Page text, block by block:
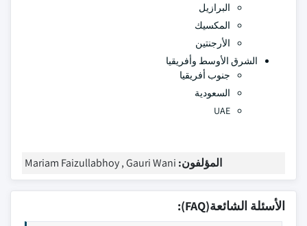
البرازيل
المكسيك
الأرجنتين
الشرق الأوسط وأفريقيا
جنوب أفريقيا
السعودية
UAE
المؤلفون: Mariam Faizullabhoy , Gauri Wani
الأسئلة الشائعة(FAQ):